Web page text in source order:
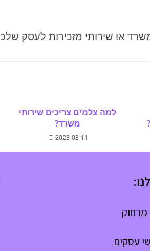
או שירותי מזכירות לעסק
למה צלמים צריכים שירותי
משרד?
2023-03-11
מרחוק
עסקים